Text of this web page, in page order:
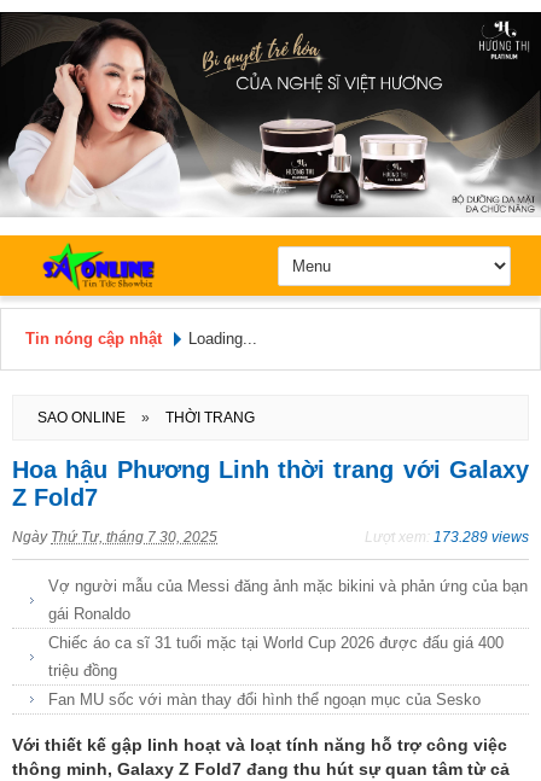
Tin nóng cập nhật Loading...
SAO ONLINE » THỜI TRANG
Hoa hậu Phương Linh thời trang với Galaxy
Z Fold7
Ngày Thứ Tư, tháng 7 30, 2025 Lượt xem: 173.289 views
Vợ người mẫu của Messi đăng ảnh mặc bikini và phản ứng của bạn
gái Ronaldo
Chiếc áo ca sĩ 31 tuổi mặc tại World Cup 2026 được đấu giá 400
triệu đồng
Fan MU sốc với màn thay đổi hình thể ngoạn mục của Sesko
Với thiết kế gập linh hoạt và loạt tính năng hỗ trợ công việc
thông minh, Galaxy Z Fold7 đang thu hút sự quan tâm từ cả